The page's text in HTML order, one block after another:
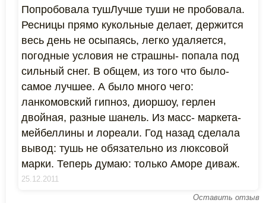
Попробовала тушЛучше туши не пробовала.
Ресницы прямо кукольные делает, держится
весь день не осыпаясь, легко удаляется,
погодные условия не страшны- попала под
сильный снег. В общем, из того что было-
самое лучшее. А было много чего:
ланкомовский гипноз, диоршоу, герлен
двойная, разные шанель. Из масс- маркета-
мейбеллины и лореали. Год назад сделала
вывод: тушь не обязательно из люксовой
марки. Теперь думаю: только Аморе диваж.
25.12.2011
Оставить отзыв